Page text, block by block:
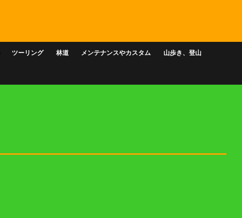
ツーリング 林道 メンテナンスやカスタム 山歩き、登山